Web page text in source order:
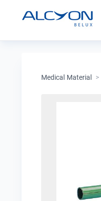
Medical Material >